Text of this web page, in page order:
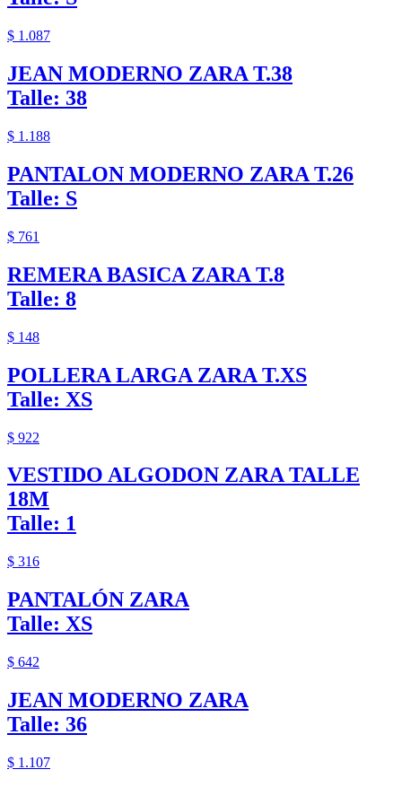
$ 1.087
JEAN MODERNO ZARA T.38
Talle: 38
$ 1.188
PANTALON MODERNO ZARA T.26
Talle: S
$ 761
REMERA BASICA ZARA T.8
Talle: 8
$ 148
POLLERA LARGA ZARA T.XS
Talle: XS
$ 922
VESTIDO ALGODON ZARA TALLE
18M
Talle: 1
$ 316
PANTALÓN ZARA
Talle: XS
$ 642
JEAN MODERNO ZARA
Talle: 36
$ 1.107